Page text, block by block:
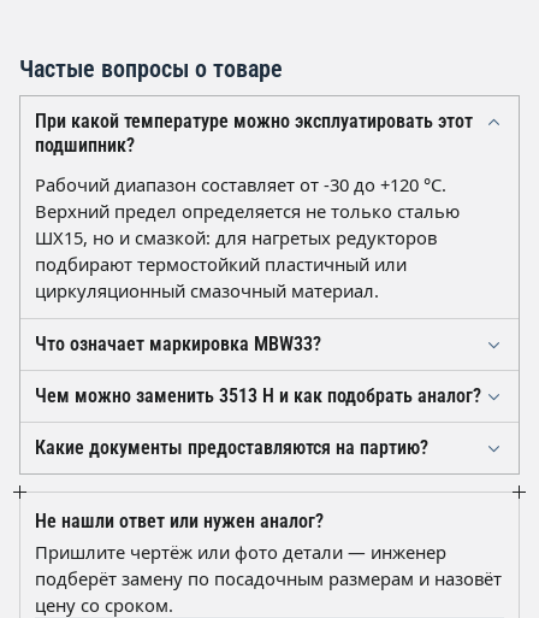
Частые вопросы о товаре
При какой температуре можно эксплуатировать этот
подшипник?
Рабочий диапазон составляет от -30 до +120 °C.
Верхний предел определяется не только сталью
ШХ15, но и смазкой: для нагретых редукторов
подбирают термостойкий пластичный или
циркуляционный смазочный материал.
Что означает маркировка MBW33?
M — массивный латунный сепаратор, стойкий к
ударам и высоким оборотам. W33 — кольцевая
канавка на наружном кольце и три смазочных
отверстия, через которые смазка подаётся прямо в
зону качения без разборки узла.
Чем можно заменить 3513 Н и как подобрать аналог?
Прямой международный аналог — 22213 MBW33
(ISO), габариты 65×120×31 мм. Возможны исполнения
со стальным сепаратором или коническим
отверстием, но их применимость зависит от узла.
Если есть сомнения, замену подберут по чертежу или
фото детали.
Какие документы предоставляются на партию?
На отгружаемую партию выдаётся паспорт качества с
указанием обозначения 3513 Н, ГОСТ 5721-75 и
класса точности 0. Комплект
товаросопроводительных документов передаётся
вместе с грузом.
Не нашли ответ или нужен аналог?
Пришлите чертёж или фото детали — инженер
подберёт замену по посадочным размерам и назовёт
цену со сроком.